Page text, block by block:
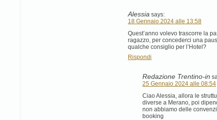
Alessia says:
18 Gennaio 2024 alle 13:58
Quest’anno volevo trascorre la
ragazzo, per concederci una
qualche consiglio per l’Hotel?
Rispondi
Redazione Trentino-in
25 Gennaio 2024 alle 08:54
Ciao Alessia, allora le
diverse a Merano, poi
non abbiamo delle
booking